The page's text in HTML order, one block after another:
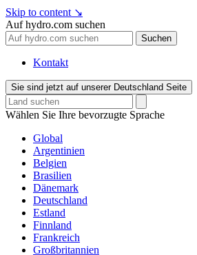
Skip to content ↘
Auf hydro.com suchen
Suchen
Kontakt
Sie sind jetzt auf unserer Deutschland Seite
Wählen Sie Ihre bevorzugte Sprache
Global
Argentinien
Belgien
Brasilien
Dänemark
Deutschland
Estland
Finnland
Frankreich
Großbritannien